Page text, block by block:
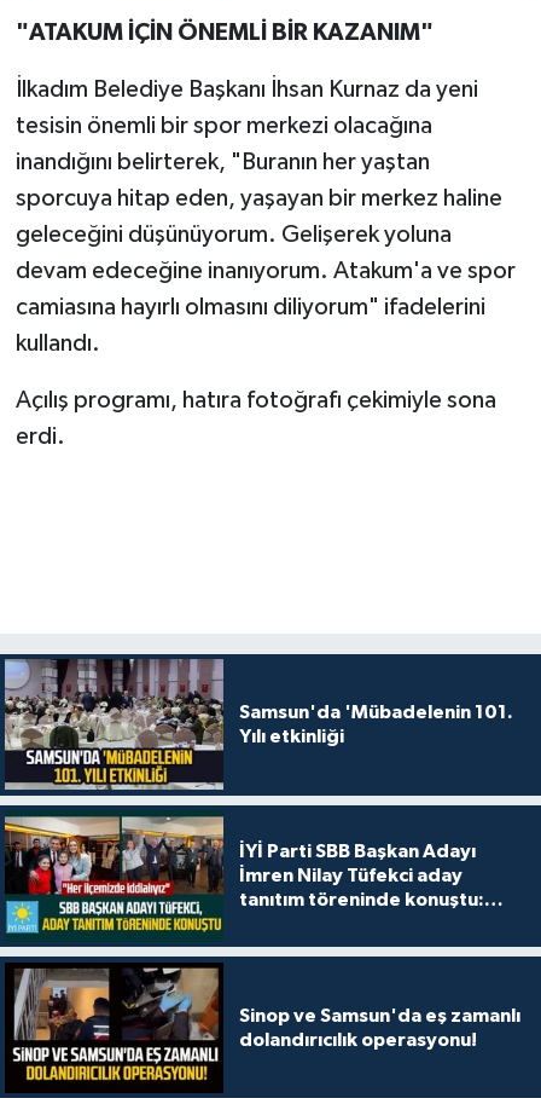
"ATAKUM İÇİN ÖNEMLİ BİR KAZANIM"
İlkadım Belediye Başkanı İhsan Kurnaz da yeni
tesisin önemli bir spor merkezi olacağına
inandığını belirterek, "Buranın her yaştan
sporcuya hitap eden, yaşayan bir merkez haline
geleceğini düşünüyorum. Gelişerek yoluna
devam edeceğine inanıyorum. Atakum'a ve spor
camiasına hayırlı olmasını diliyorum" ifadelerini
kullandı.
Açılış programı, hatıra fotoğrafı çekimiyle sona
erdi.
Samsun'da 'Mübadelenin 101.
Yılı etkinliği
İYİ Parti SBB Başkan Adayı
İmren Nilay Tüfekci aday
tanıtım töreninde konuştu:
Sinop ve Samsun'da eş zamanlı
dolandırıcılık operasyonu!